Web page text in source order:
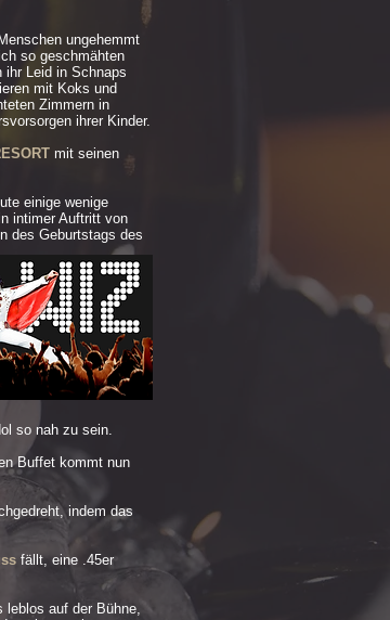
ungehemmt
so geschmähten
ihr Leid in Schnaps
mit Koks und
Zimmern in
ihrer Kinder.
mit seinen
einige wenige
intimer Auftritt von
des Geburtstags des
so nah zu sein.
Buffet kommt nun
indem das
fällt, eine .45er
leblos auf der Bühne,